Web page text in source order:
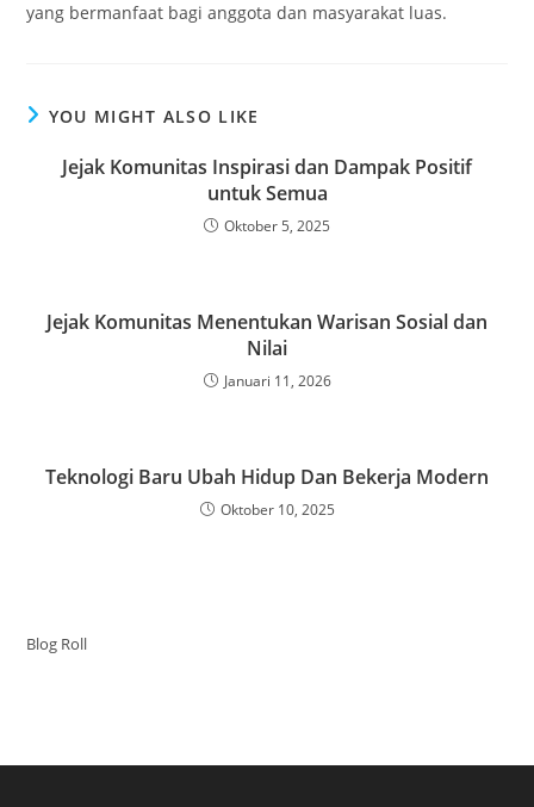
yang bermanfaat bagi anggota dan masyarakat luas.
YOU MIGHT ALSO LIKE
Jejak Komunitas Inspirasi dan Dampak Positif
untuk Semua
Oktober 5, 2025
Jejak Komunitas Menentukan Warisan Sosial dan
Nilai
Januari 11, 2026
Teknologi Baru Ubah Hidup Dan Bekerja Modern
Oktober 10, 2025
Blog Roll